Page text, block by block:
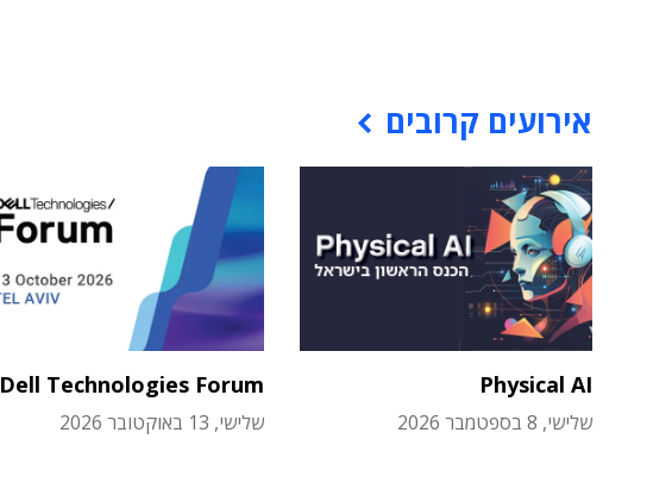
אירועים קרובים
Physical AI
שלישי, 8 בספטמבר 2026
Dell Technologies Forum
שלישי, 13 באוקטובר 2026